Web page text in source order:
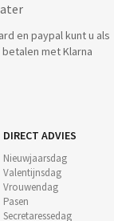
en paypal kunt u als
met Klarna
DIRECT ADVIES
Nieuwjaarsdag
Valentijnsdag
Vrouwendag
Pasen
Secretaressedag